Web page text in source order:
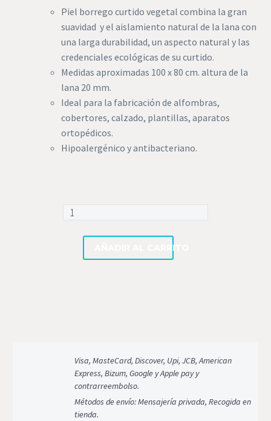
Piel borrego curtido vegetal combina la gran
suavidad y el aislamiento natural de la lana con
una larga durabilidad, un aspecto natural y las
credenciales ecológicas de su curtido.
Medidas aproximadas 100 x 80 cm. altura de la
lana 20 mm.
Ideal para la fabricación de alfombras,
cobertores, calzado, plantillas, aparatos
ortopédicos.
Hipoalergénico y antibacteriano.
Piel
Curtido
Vegetal
AÑADIR AL CARRITO
Visa, MasteCard, Discover, Upi, JCB, American
Express, Bizum, Google y Apple pay y
contrarreembolso.
Métodos de envío: Mensajería privada, Recogida en
tienda.